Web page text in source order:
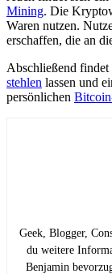
Mining. Die
Waren nutzen.
erschaffen, die an
Abschließend
stehlen lassen und
persönlichen
Geek, Blogger,
du weitere
Benjamin